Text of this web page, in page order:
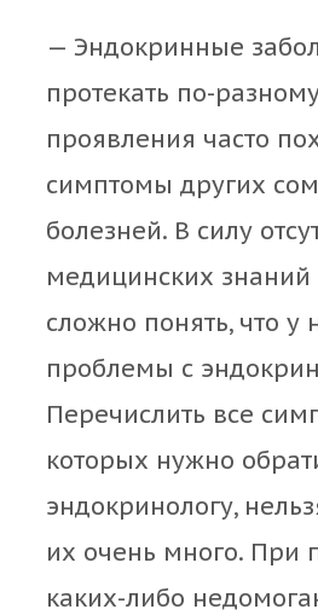
— Эндокринные
протекать по-
проявления часто
симптомы других
болезней. В силу
медицинских знаний
сложно понять, что у
проблемы с
Перечислить все
которых нужно
эндокринологу,
их очень много. При
каких-либо